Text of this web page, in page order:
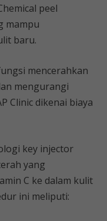
peel
mampu
baru.
mencerahkan
mengurangi
Clinic dikenai biaya
key injector
yang
C ke dalam kulit
ini meliputi: